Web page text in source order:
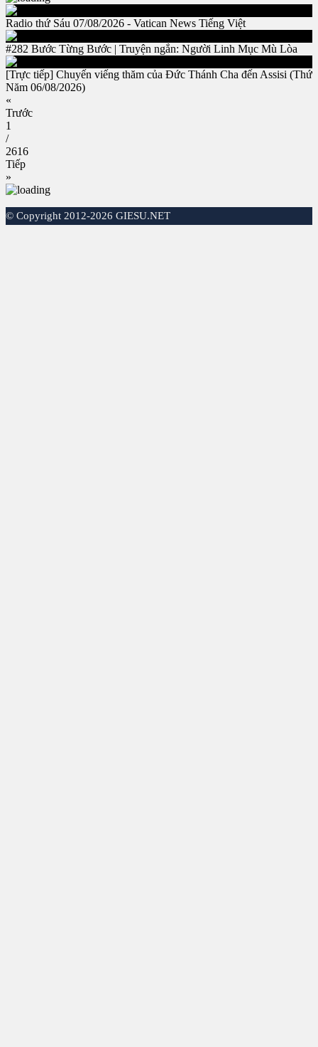
Radio thứ Sáu 07/08/2026 - Vatican News Tiếng Việt
#282 Bước Từng Bước | Truyện ngắn: Người Linh Mục Mù Lòa
[Trực tiếp] Chuyến viếng thăm của Đức Thánh Cha đến Assisi (Thứ
Năm 06/08/2026)
«
Trước
1
/
2616
Tiếp
»
© Copyright 2012-2026 GIESU.NET